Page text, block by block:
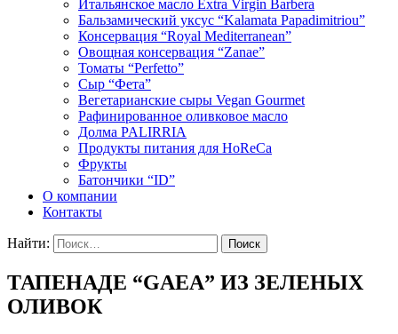
Итальянское масло Extra Virgin Barbera
Бальзамический уксус “Kalamata Papadimitriou”
Консервация “Royal Mediterranean”
Овощная консервация “Zanae”
Томаты “Perfetto”
Сыр “Фета”
Вегетарианские сыры Vegan Gourmet
Рафинированное оливковое масло
Долма PALIRRIA
Продукты питания для HoReCa
Фрукты
Батончики “ID”
О компании
Контакты
Найти:
ТАПЕНАДЕ “GAEA” ИЗ ЗЕЛЕНЫХ
ОЛИВОК